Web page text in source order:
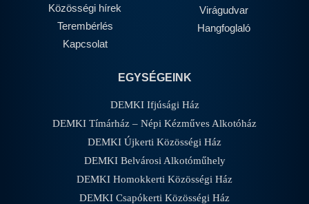
Közösségi hírek
Terembérlés
Kapcsolat
Virágudvar
Hangfoglaló
EGYSÉGEINK
DEMKI Ifjúsági Ház
DEMKI Tímárház – Népi Kézműves Alkotóház
DEMKI Újkerti Közösségi Ház
DEMKI Belvárosi Alkotóműhely
DEMKI Homokkerti Közösségi Ház
DEMKI Csapókerti Közösségi Ház